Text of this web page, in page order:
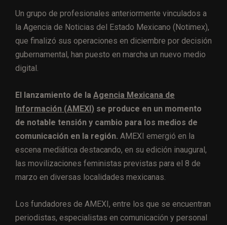
Un grupo de profesionales anteriormente vinculados a
la Agencia de Noticias del Estado Mexicano (Notimex),
que finalizó sus operaciones en diciembre por decisión
gubernamental, han puesto en marcha un nuevo medio
digital.
El lanzamiento de la Agencia Mexicana de
Información (AMEXI) se produce en un momento
de notable tensión y cambio para los medios de
comunicación en la región. AMEXI emergió en la
escena mediática destacando, en su edición inaugural,
las movilizaciones feministas previstas para el 8 de
marzo en diversas localidades mexicanas.
Los fundadores de AMEXI, entre los que se encuentran
periodistas, especialistas en comunicación y personal